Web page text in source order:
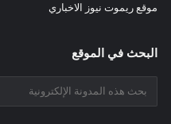
موقع ريموت نيوز الاخباري
البحث في الموقع